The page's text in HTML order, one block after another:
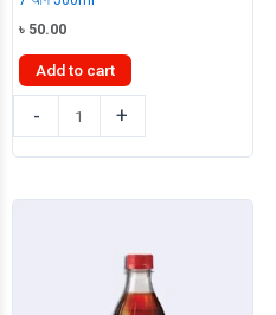
৳ 50.00
Add to cart
-
আপ
500ml
+